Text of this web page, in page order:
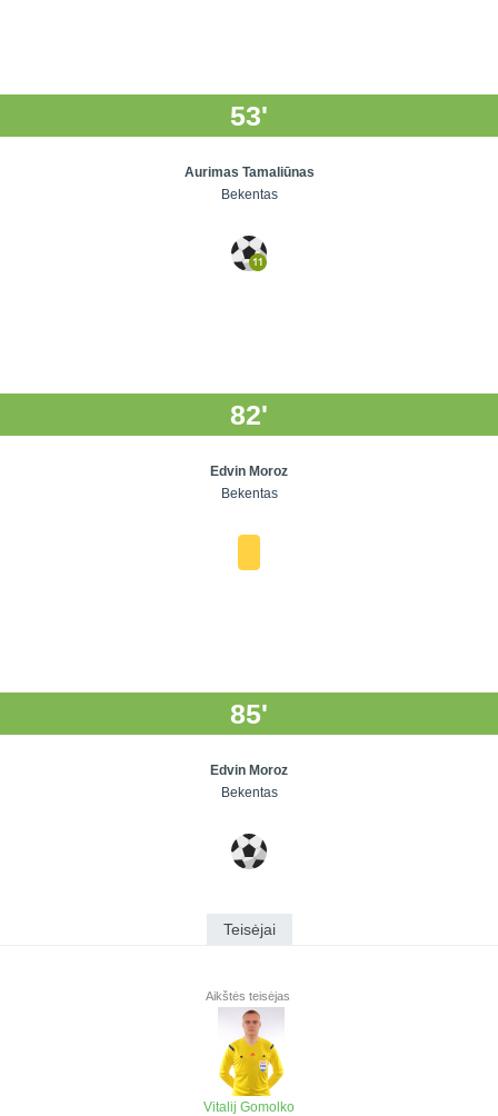
53'
Aurimas Tamaliūnas
Bekentas
82'
Edvin Moroz
Bekentas
85'
Edvin Moroz
Bekentas
Teisėjai
Aikštės teisėjas
Vitalij Gomolko